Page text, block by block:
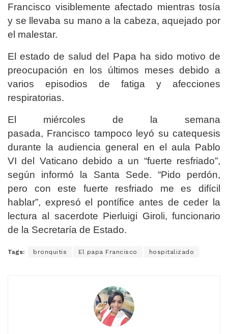
Francisco visiblemente afectado mientras tosía
y se llevaba su mano a la cabeza, aquejado por
el malestar.
El estado de salud del Papa ha sido motivo de
preocupación en los últimos meses debido a
varios episodios de fatiga y afecciones
respiratorias.
El miércoles de la semana
pasada, Francisco tampoco leyó su catequesis
durante la audiencia general en el aula Pablo
VI del Vaticano debido a un “fuerte resfriado”,
según informó la Santa Sede. “Pido perdón,
pero con este fuerte resfriado me es difícil
hablar”, expresó el pontífice antes de ceder la
lectura al sacerdote Pierluigi Giroli, funcionario
de la Secretaría de Estado.
Tags: bronquitis El papa Francisco hospitalizado